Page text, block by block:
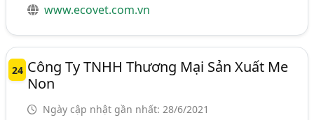
www.ecovet.com.vn
24 Công Ty TNHH Thương Mại Sản Xuất Me
Non
Ngày cập nhật gần nhất: 28/6/2021